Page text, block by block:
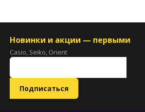
Новинки и акции — первыми
Casio, Seiko, Orient